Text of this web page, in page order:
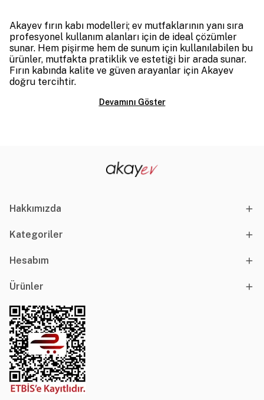
Akayev fırın kabı modelleri; ev mutfaklarının yanı sıra
profesyonel kullanım alanları için de ideal çözümler
sunar. Hem pişirme hem de sunum için kullanılabilen bu
ürünler, mutfakta pratiklik ve estetiği bir arada sunar.
Fırın kabında kalite ve güven arayanlar için Akayev
doğru tercihtir.
Devamını Göster
Hakkımızda
Kategoriler
Hesabım
Ürünler